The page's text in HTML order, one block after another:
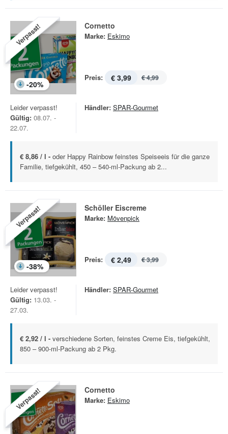
Verpasst!
-20%
Cornetto
Marke: Eskimo
Preis: € 3,99 € 4,99
Leider verpasst!
Gültig: 08.07. -
22.07.
Händler: SPAR-Gourmet
€ 8,86 / l - oder Happy Rainbow feinstes Speiseeis für die ganze
Familie, tiefgekühlt, 450 – 540-ml-Packung ab 2...
Verpasst!
-38%
Schöller Eiscreme
Marke: Mövenpick
Preis: € 2,49 € 3,99
Leider verpasst!
Gültig: 13.03. -
27.03.
Händler: SPAR-Gourmet
€ 2,92 / l - verschiedene Sorten, feinstes Creme Eis, tiefgekühlt,
850 – 900-ml-Packung ab 2 Pkg.
Verpasst! Cornetto
Marke: Eskimo